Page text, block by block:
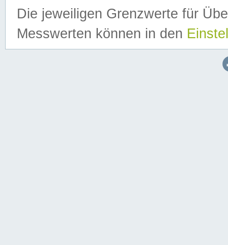
Die jeweiligen Grenzwerte für
Messwerten können in den